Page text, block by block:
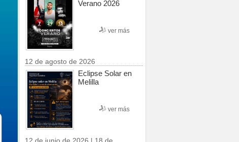
Verano 2026
ver más
12 de agosto de 2026
Eclipse Solar en
Melilla
ver más
12 de junio de 2026 | 18 de